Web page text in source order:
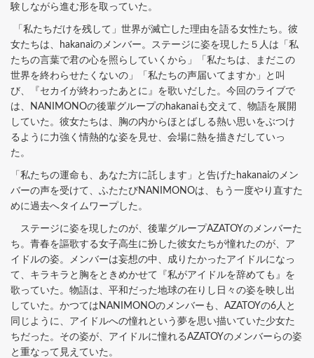
験しながら進む形を取っていた。
「私たちだけを残して」世界が滅亡した理由を語る女性たち。彼
女たちは、hakanaiのメンバー。ステージに姿を現した５人は「私
たちの言葉で君の心を照らしていくから」「私たちは、まだこの
世界を終わらせたくないの」「私たちの声届いてますか」と叫
び、『セカイが終わったあとに』を歌いだした。今回のライブで
は、NANIMONOの後輩グループのhakanaiも交えて、物語を展開
していた。彼女たちは、胸の内からほとばしる熱い思いをぶつけ
るように力強く情熱的な姿を見せ、会場に熱を描きだしていっ
た。
「私たちの運命も、あなた方に託します」と告げたhakanaiのメン
バーの声を受けて、ふたたびNANIMONOは、もう一度やり直すた
めに過去へタイムワープした。
ステージに姿を現したのが、後輩グループAZATOYのメンバーた
ち。青春を謳歌する女子高生に扮した彼女たちが憧れたのが、ア
イドルの姿。メンバーは妄想の中、成りたかったアイドルになっ
て、キラキラと胸をときめかせて『私がアイドルを辞めても』を
歌っていた。物語は、平和だった地球の在りし日々の姿を映し出
していた。かつてはNANIMONOのメンバーも、AZATOYの6人と
同じように、アイドルへの憧れという夢を思い描いていた少女た
ちだった。その姿が、アイドルに憧れるAZATOYのメンバーらの姿
と重なって見えていた。